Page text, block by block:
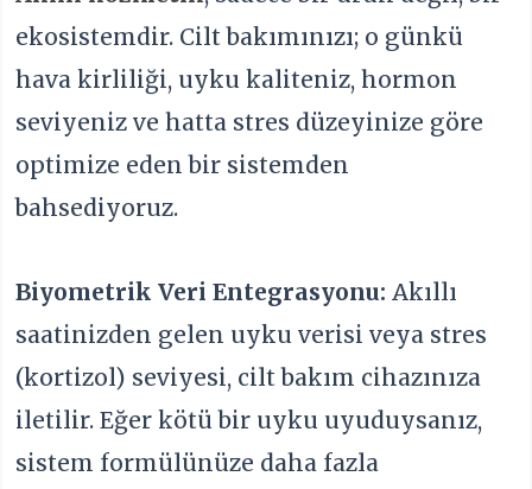
ekosistemdir. Cilt bakımınızı; o günkü
hava kirliliği, uyku kaliteniz, hormon
seviyeniz ve hatta stres düzeyinize göre
optimize eden bir sistemden
bahsediyoruz.
Biyometrik Veri Entegrasyonu: Akıllı
saatinizden gelen uyku verisi veya stres
(kortizol) seviyesi, cilt bakım cihazınıza
iletilir. Eğer kötü bir uyku uyuduysanız,
sistem formülünüze daha fazla